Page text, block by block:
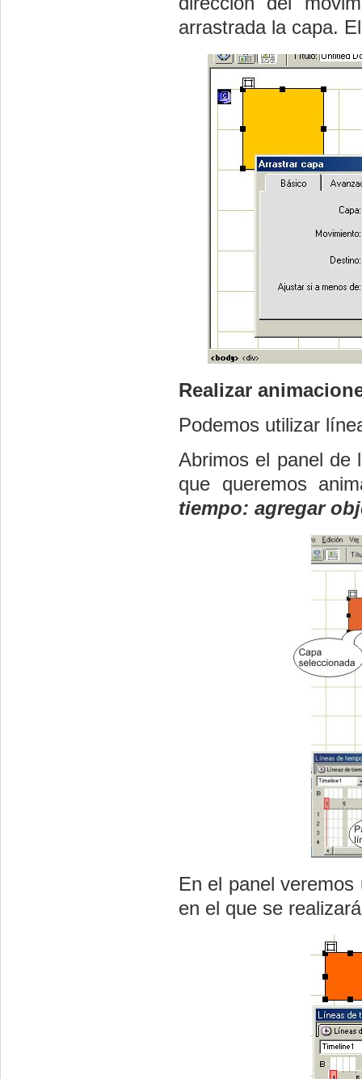
arrastrada la capa.
Realizar
Podemos utilizar
Abrimos el panel de
que queremos
tiempo: agregar
En el panel
en el que se